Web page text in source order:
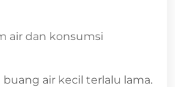
air dan konsumsi
air kecil terlalu lama.